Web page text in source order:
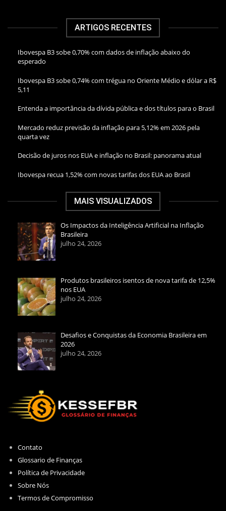
ARTIGOS RECENTES
Ibovespa B3 sobe 0,70% com dados de inflação abaixo do
esperado
Ibovespa B3 sobe 0,74% com trégua no Oriente Médio e dólar a R$
5,11
Entenda a importância da dívida pública e dos títulos para o Brasil
Mercado reduz previsão da inflação para 5,12% em 2026 pela
quarta vez
Decisão de juros nos EUA e inflação no Brasil: panorama atual
Ibovespa recua 1,52% com novas tarifas dos EUA ao Brasil
MAIS VISUALIZADOS
Os Impactos da Inteligência Artificial na Inflação
Brasileira
julho 24, 2026
Produtos brasileiros isentos de nova tarifa de 12,5%
nos EUA
julho 24, 2026
Desafios e Conquistas da Economia Brasileira em
2026
julho 24, 2026
Contato
Glossario de Finanças
Política de Privacidade
Sobre Nós
Termos de Compromisso